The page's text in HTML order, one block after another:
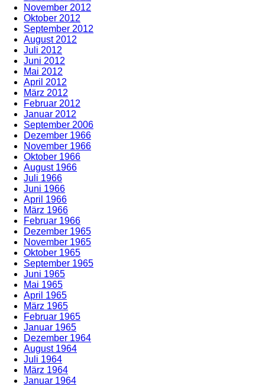
November 2012
Oktober 2012
September 2012
August 2012
Juli 2012
Juni 2012
Mai 2012
April 2012
März 2012
Februar 2012
Januar 2012
September 2006
Dezember 1966
November 1966
Oktober 1966
August 1966
Juli 1966
Juni 1966
April 1966
März 1966
Februar 1966
Dezember 1965
November 1965
Oktober 1965
September 1965
Juni 1965
Mai 1965
April 1965
März 1965
Februar 1965
Januar 1965
Dezember 1964
August 1964
Juli 1964
März 1964
Januar 1964